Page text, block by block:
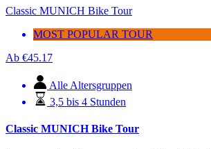
Classic MUNICH Bike Tour
MOST POPULAR TOUR
Ab €45.17
Alle Altersgruppen
3,5 bis 4 Stunden
Classic MUNICH Bike Tour